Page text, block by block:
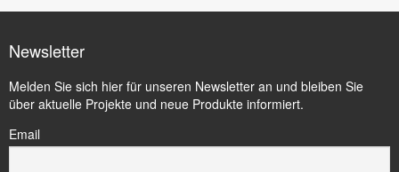
Newsletter
Melden Sie sich hier für unseren Newsletter an und bleiben Sie
über aktuelle Projekte und neue Produkte informiert.
Email